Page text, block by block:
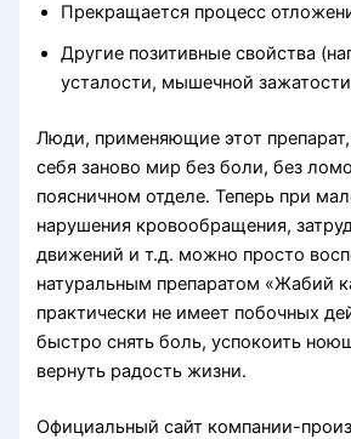
Прекращается процесс
Другие позитивные свойства
усталости, мышечной
Люди, применяющие этот
себя заново мир без боли, без
поясничном отделе. Теперь при
нарушения кровообращения,
движений и т.д. можно просто
натуральным препаратом «Жабий
практически не имеет побочных
быстро снять боль, успокоить
вернуть радость жизни.
Официальный сайт компании-